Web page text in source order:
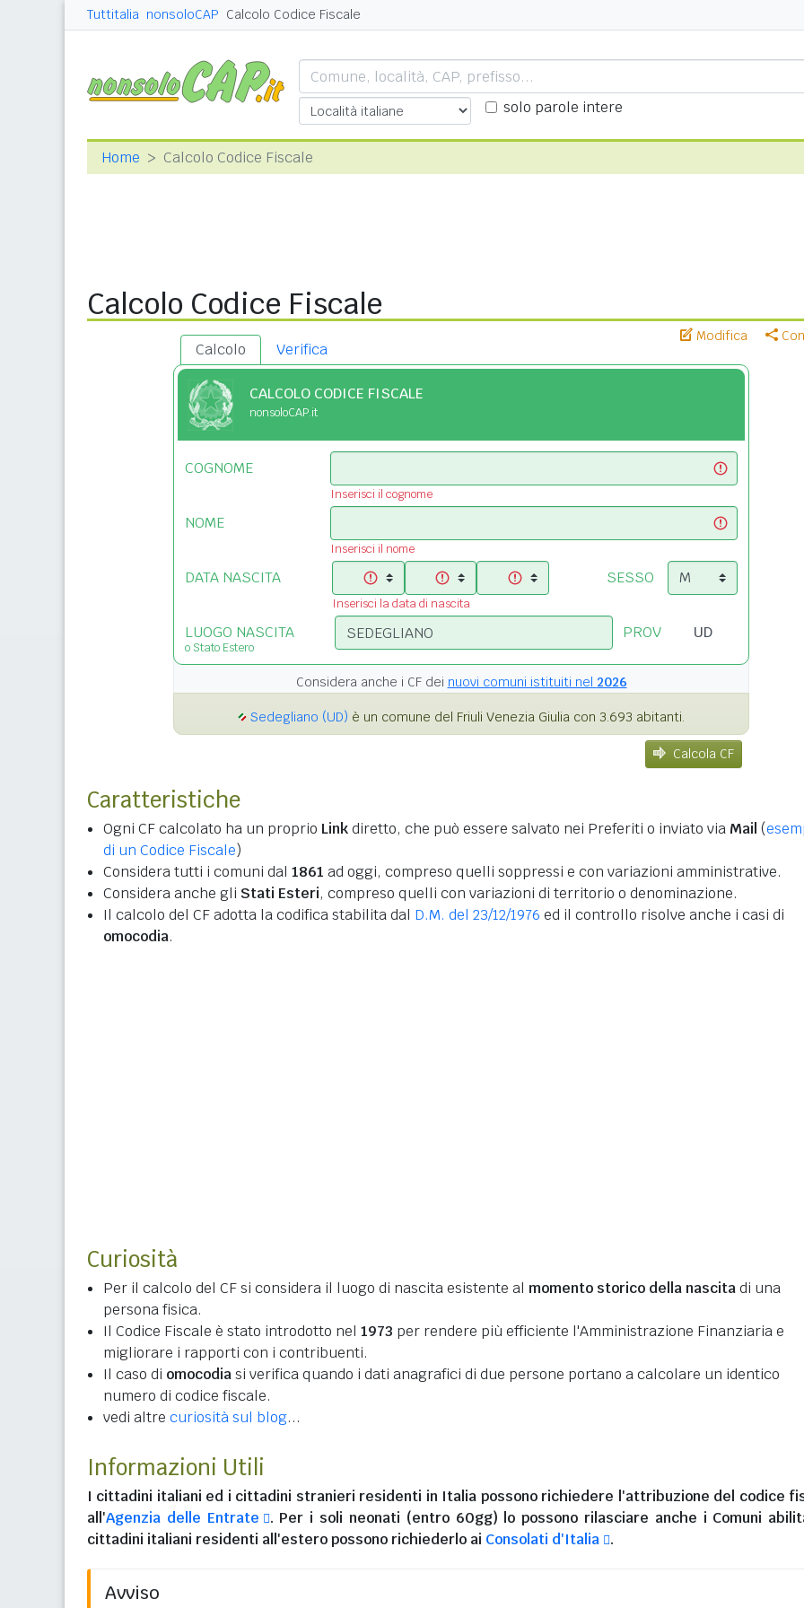
Tuttitalia nonsoloCAP Calcolo Codice Fiscale
solo parole intere
Home Calcolo Codice Fiscale
Calcolo Codice Fiscale
Modifica
Calcolo Verifica
CALCOLO CODICE FISCALE
nonsoloCAP.it
COGNOME
Inserisci il cognome
NOME
Inserisci il nome
DATA NASCITA
Inserisci la data di nascita
SESSO
LUOGO NASCITA
o Stato Estero
PROV
Considera anche i CF dei nuovi comuni istituiti nel 2026
Sedegliano (UD) è un comune del Friuli Venezia Giulia con 3.693 abitanti.
Calcola CF
Caratteristiche
Ogni CF calcolato ha un proprio Linkdiretto, che può essere salvato nei Preferiti o inviato via Mail (
di un Codice Fiscale)
Considera tutti i comuni dal 1861 ad oggi, compreso quelli soppressi e con variazioni amministrative.
Considera anche gli Stati Esteri, compreso quelli con variazioni di territorio o denominazione.
Il calcolo del CF adotta la codifica stabilita dal D.M. del 23/12/1976 ed il controllo risolve anche i casi di
omocodia.
Curiosità
Per il calcolo del CF si considera il luogo di nascita esistente al momento storico della nascitadi una
persona fisica.
Il Codice Fiscale è stato introdotto nel 1973 per rendere più efficiente l'Amministrazione Finanziaria e
migliorare i rapporti con i contribuenti.
Il caso di omocodiasi verifica quando i dati anagrafici di due persone portano a calcolare un identico
numero di codice fiscale.
vedi altre curiosità sul blog...
Informazioni Utili
I cittadini italiani ed i cittadini stranieri residenti in Italia possono richiedere l'attribuzione del codice
all'Agenzia delle Entrate
. Per i soli neonati (entro 60gg) lo possono rilasciare anche i Comuni
cittadini italiani residenti all'esteropossono richiederlo ai Consolati d'Italia .
Avviso